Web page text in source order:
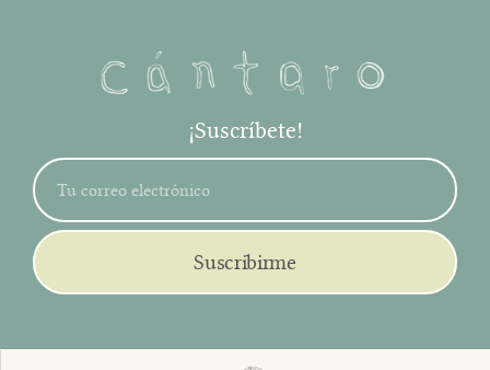
¡Suscríbete!
Suscribirme